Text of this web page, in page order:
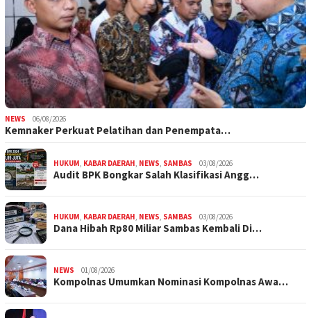
NEWS 06/08/2026
Kemnaker Perkuat Pelatihan dan Penempata…
HUKUM, KABAR DAERAH, NEWS, SAMBAS 03/08/2026
Audit BPK Bongkar Salah Klasifikasi Angg…
HUKUM, KABAR DAERAH, NEWS, SAMBAS 03/08/2026
Dana Hibah Rp80 Miliar Sambas Kembali Di…
NEWS 01/08/2026
Kompolnas Umumkan Nominasi Kompolnas Awa…